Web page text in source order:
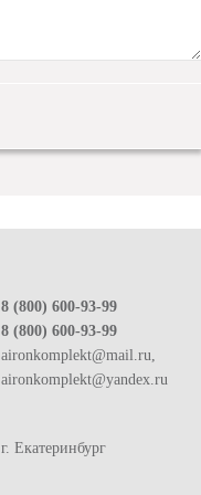
8 (800) 600-93-99
8 (800) 600-93-99
aironkomplekt@mail.ru,
aironkomplekt@yandex.ru
г. Екатеринбург